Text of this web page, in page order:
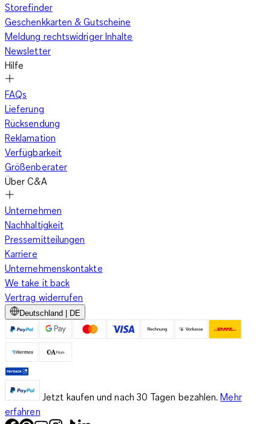
Storefinder
Geschenkkarten & Gutscheine
Meldung rechtswidriger Inhalte
Newsletter
Hilfe
FAQs
Lieferung
Rücksendung
Reklamation
Verfügbarkeit
Größenberater
Über C&A
Unternehmen
Nachhaltigkeit
Pressemitteilungen
Karriere
Unternehmenskontakte
We take it back
Vertrag widerrufen
Deutschland | DE
Jetzt kaufen und nach 30 Tagen bezahlen. Mehr
erfahren